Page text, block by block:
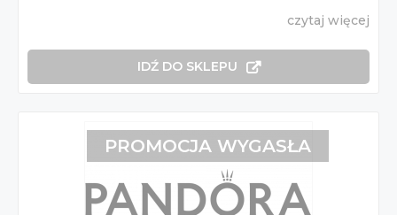
czytaj więcej
IDŹ DO SKLEPU
PROMOCJA WYGASŁA